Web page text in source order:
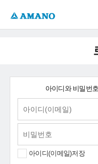
아이디와 비밀번
아이디(이메일)저장